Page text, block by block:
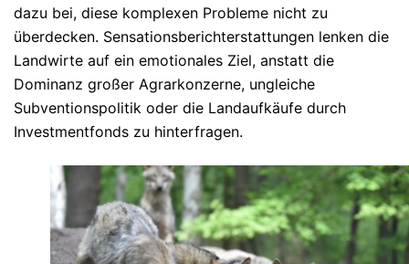
dazu bei, diese komplexen Probleme nicht zu
überdecken. Sensationsberichterstattungen lenken die
Landwirte auf ein emotionales Ziel, anstatt die
Dominanz großer Agrarkonzerne, ungleiche
Subventionspolitik oder die Landaufkäufe durch
Investmentfonds zu hinterfragen.